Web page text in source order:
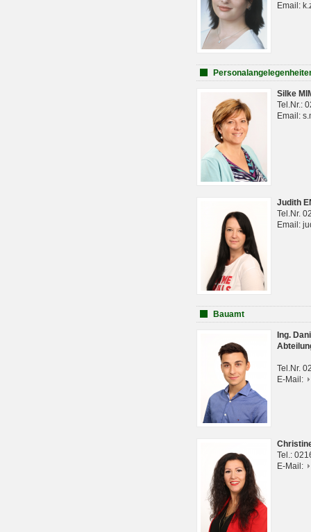
Email:
Silke
Tel.Nr.:
Email:
Judith
Tel.Nr.
Email:
Bauamt
Ing.
Tel.Nr.
E-Mail:
Tel.:
E-Mail: